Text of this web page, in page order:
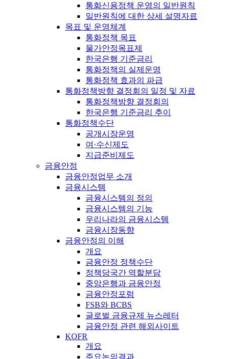
통화신용정책 운영의 일반원칙
일반원칙에 대한 상세 설명자료
목표 및 운영체계
통화정책 목표
물가안정목표제
한국은행 기준금리
통화정책의 실제운영
통화정책 효과의 파급
통화정책방향 결정회의 일정 및 자료
통화정책방향 결정회의
한국은행 기준금리 추이
통화정책수단
공개시장운영
여·수신제도
지급준비제도
금융안정
금융안정업무 소개
금융시스템
금융시스템의 정의
금융시스템의 기능
우리나라의 금융시스템
금융시장동향
금융안정의 이해
개요
금융안정 정책수단
정책당국간 역할분담
중앙은행과 금융안정
금융안정포럼
FSB와 BCBS
글로벌 금융규제 뉴스레터
금융안정 관련 해외사이트
KOFR
개요
주요논의결과